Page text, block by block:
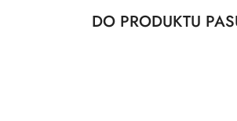
Pomiń karuzelę produktów
Produkty
DO PRODUKTU